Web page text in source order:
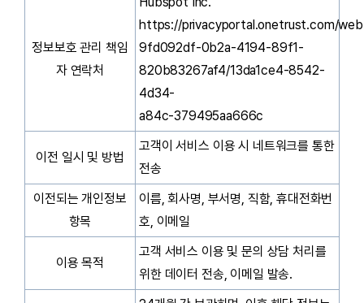
정보보호 관리 책임
자 연락처
https://privacyportal.onetrust.com/
9fd092df-0b2a-4194-89f1-
820b83267af4/13da1ce4-8542-
4d34-
a84c-379495aa666c
이전 일시 및 방법
고객이 서비스 이용 시 네트워크를 통한
전송
이전되는 개인정보
항목
이름, 회사명, 부서명, 직함, 휴대전화번
호, 이메일
이용 목적
고객 서비스 이용 및 문의 상담 처리를
위한 데이터 전송, 이메일 발송.